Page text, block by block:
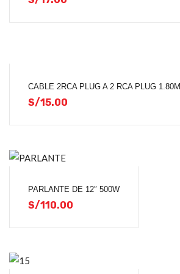
CABLE 2RCA PLUG A 2 RCA PLUG 1.80M
S/15.00
PARLANTE DE 12″ 500W
S/110.00